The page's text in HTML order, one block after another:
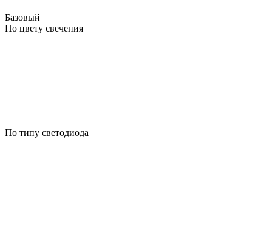
Базовый
По цвету свечения
По типу светодиода